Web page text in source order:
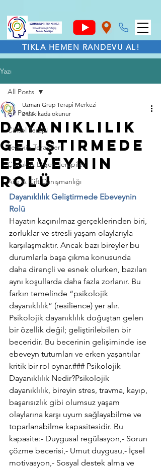
TIKLA HEMEN RANDEVU AL!
Yazı
All Posts
Cinsel Terapi
Yetişkin Terapileri
Çocuk & Ergen Terapileri
Aile & Çift Danışmanlığı
All Posts
Dayanıklılık
Geliştirmede
Ebeveynin
Rolü
Uzman Grup Terapi Merkezi
2 dakikada okunur
Dayanıklılık Geliştirmede Ebeveynin
Rolü
Hayatın kaçınılmaz gerçeklerinden biri,
zorluklar ve stresli yaşam olaylarıyla
karşılaşmaktır. Ancak bazı bireyler bu
durumlarla başa çıkma konusunda
daha dirençli ve esnek olurken, bazıları
aynı koşullarda daha fazla zorlanır. Bu
farkın temelinde “psikolojik
dayanıklılık” (resilience) yer alır.
Psikolojik dayanıklılık doğuştan gelen
bir özellik değil; geliştirilebilen bir
beceridir. Bu becerinin gelişiminde ise
ebeveyn tutumları ve erken yaşantılar
kritik bir rol oynar.### Psikolojik
Dayanıklılık Nedir?Psikolojik
dayanıklılık, bireyin stres, travma, kayıp,
başarısızlık gibi olumsuz yaşam
olaylarına karşı uyum sağlayabilme ve
toparlanabilme kapasitesidir. Bu
kapasite:- Duygusal regülasyon,- Sorun
çözme becerisi,- Umut duygusu,- İçsel
motivasyon,- Sosyal destek alma ve